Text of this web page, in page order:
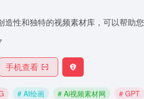
性和独特的视频素材库，可以帮助
手机查看
# AI绘画 # Ai视频素材网 # GPT